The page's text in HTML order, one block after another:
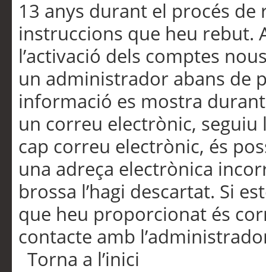
13 anys durant el procés de
instruccions que heu rebut.
l’activació dels comptes
un administrador abans de
informació es mostra
un correu electrònic,
cap correu electrònic, és
una adreça electrònica
brossa l’hagi descartat. Si
que heu proporcionat és
contacte amb
Torna a l’inici